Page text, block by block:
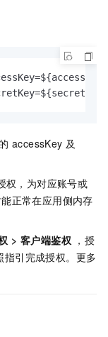
accessKey 及
权，为对应账号或
正常在应用侧内存
>客户端鉴权 ，授
指引完成授权。更多